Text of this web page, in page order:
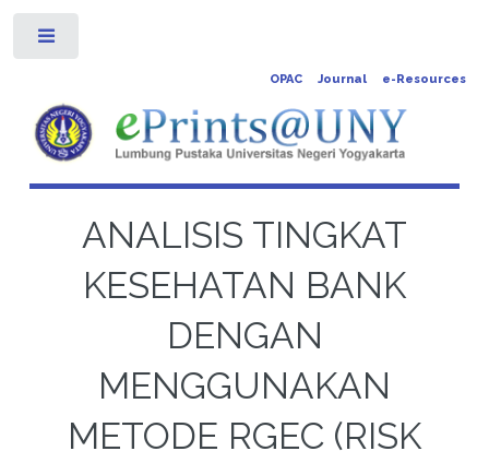
OPAC Journal e-Resources
ANALISIS TINGKAT
KESEHATAN BANK
DENGAN
MENGGUNAKAN
METODE RGEC (RISK